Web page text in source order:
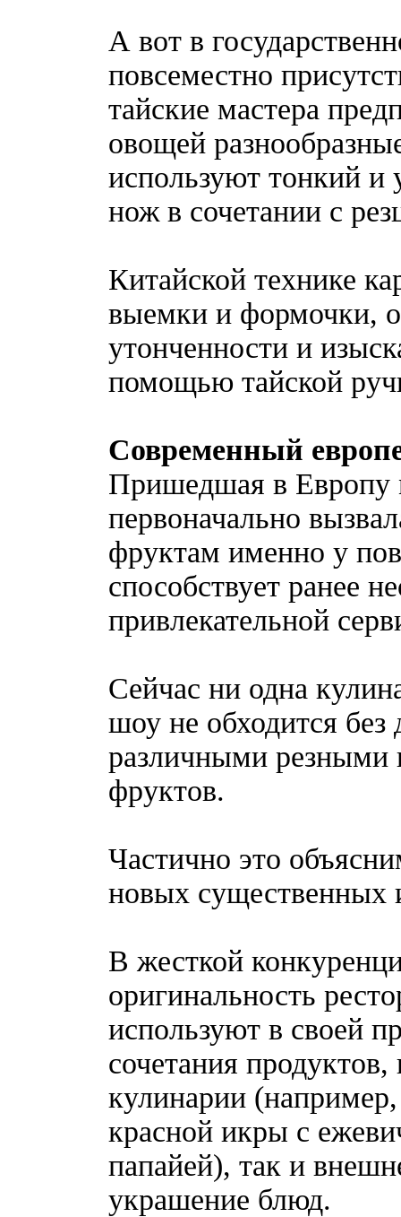
А вот в
повсеместно
тайские мастера
овощей
используют тонкий и
нож в сочетании с
Китайской технике
выемки и формочки,
утонченности и
помощью тайской
Современный
Пришедшая в Европу
первоначально
фруктам именно у
способствует ранее
привлекательной
Сейчас ни одна
шоу не обходится
различными резными
фруктов.
Частично это
новых существенных
В жесткой
оригинальность
используют в своей
сочетания
кулинарии
красной икры с
папайей), так и
украшение блюд.